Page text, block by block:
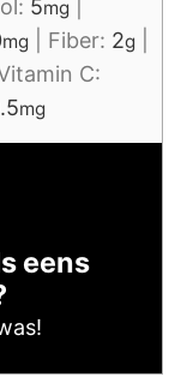
5mg
mg Fiber: 2g
C:
mg
eens